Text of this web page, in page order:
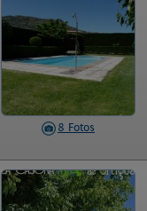
8 Fotos